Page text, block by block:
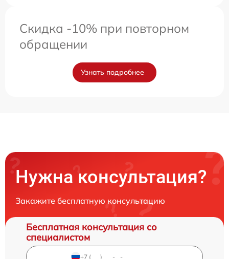
Скидка -10% при повторном
обращении
Узнать подробнее
Нужна консультация?
Закажите бесплатную консультацию
Бесплатная консультация со
специалистом